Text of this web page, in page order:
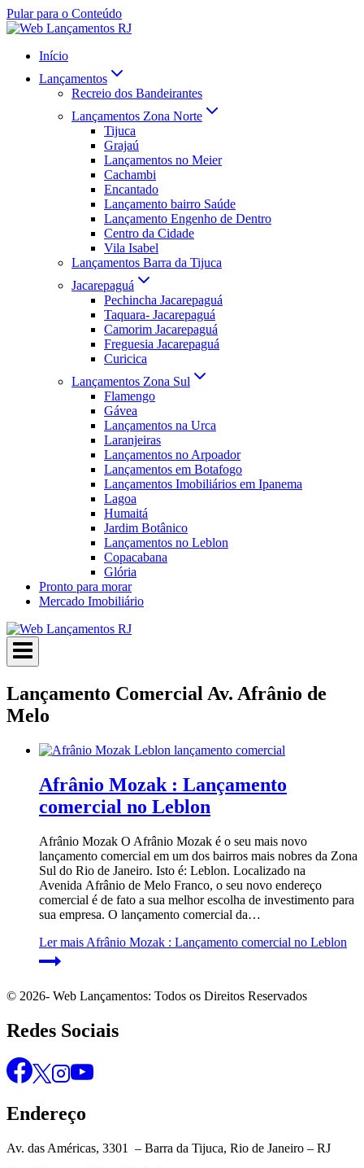
Pular para o Conteúdo
Início
Lançamentos
Recreio dos Bandeirantes
Lançamentos Zona Norte
Tijuca
Grajaú
Lançamentos no Meier
Cachambi
Encantado
Lançamento bairro Saúde
Lançamento Engenho de Dentro
Centro da Cidade
Vila Isabel
Lançamentos Barra da Tijuca
Jacarepaguá
Pechincha Jacarepaguá
Taquara- Jacarepaguá
Camorim Jacarepaguá
Freguesia Jacarepaguá
Curicica
Lançamentos Zona Sul
Flamengo
Gávea
Lançamentos na Urca
Laranjeiras
Lançamentos no Arpoador
Lançamentos em Botafogo
Lançamentos Imobiliários em Ipanema
Lagoa
Humaitá
Jardim Botânico
Lançamentos no Leblon
Copacabana
Glória
Pronto para morar
Mercado Imobiliário
Lançamento Comercial Av. Afrânio de
Melo
Afrânio Mozak : Lançamento
comercial no Leblon
Afrânio Mozak O Afrânio Mozak é o seu mais novo
lançamento comercial em um dos bairros mais nobres da Zona
Sul do Rio de Janeiro. Isto é: Leblon. Localizado na
Avenida Afrânio de Melo Franco, o seu novo endereço
comercial é de fato a sua melhor escolha de investimento para
sua empresa. O lançamento comercial da…
Ler mais Afrânio Mozak : Lançamento comercial no Leblon
© 2026- Web Lançamentos: Todos os Direitos Reservados
Redes Sociais
Endereço
Av. das Américas, 3301 – Barra da Tijuca, Rio de Janeiro – RJ